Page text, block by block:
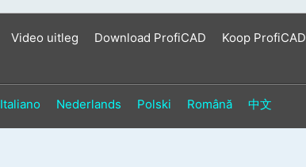
Video uitleg Download ProfiCAD Koop ProfiCAD
Italiano Nederlands Polski Română 中文